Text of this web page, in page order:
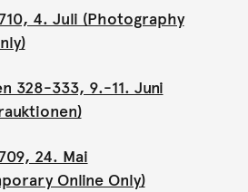
4. Juli (Photography
328-333, 9.-11. Juni
24. Mai
Online Only)